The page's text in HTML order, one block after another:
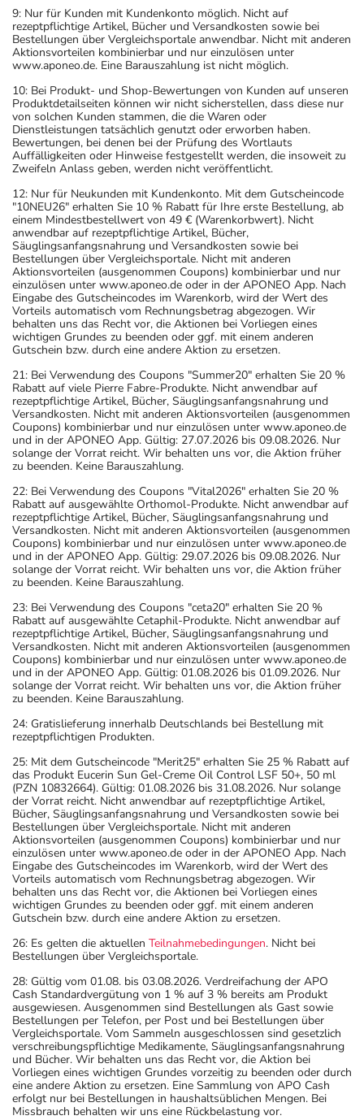
9: Nur für Kunden mit Kundenkonto möglich. Nicht auf
rezeptpflichtige Artikel, Bücher und Versandkosten sowie bei
Bestellungen über Vergleichsportale anwendbar. Nicht mit anderen
Aktionsvorteilen kombinierbar und nur einzulösen unter
www.aponeo.de. Eine Barauszahlung ist nicht möglich.
10: Bei Produkt- und Shop-Bewertungen von Kunden auf unseren
Produktdetailseiten können wir nicht sicherstellen, dass diese nur
von solchen Kunden stammen, die die Waren oder
Dienstleistungen tatsächlich genutzt oder erworben haben.
Bewertungen, bei denen bei der Prüfung des Wortlauts
Auffälligkeiten oder Hinweise festgestellt werden, die insoweit zu
Zweifeln Anlass geben, werden nicht veröffentlicht.
12: Nur für Neukunden mit Kundenkonto. Mit dem Gutscheincode
"10NEU26" erhalten Sie 10 % Rabatt für Ihre erste Bestellung, ab
einem Mindestbestellwert von 49 € (Warenkorbwert). Nicht
anwendbar auf rezeptpflichtige Artikel, Bücher,
Säuglingsanfangsnahrung und Versandkosten sowie bei
Bestellungen über Vergleichsportale. Nicht mit anderen
Aktionsvorteilen (ausgenommen Coupons) kombinierbar und nur
einzulösen unter www.aponeo.de oder in der APONEO App. Nach
Eingabe des Gutscheincodes im Warenkorb, wird der Wert des
Vorteils automatisch vom Rechnungsbetrag abgezogen. Wir
behalten uns das Recht vor, die Aktionen bei Vorliegen eines
wichtigen Grundes zu beenden oder ggf. mit einem anderen
Gutschein bzw. durch eine andere Aktion zu ersetzen.
21: Bei Verwendung des Coupons "Summer20" erhalten Sie 20 %
Rabatt auf viele Pierre Fabre-Produkte. Nicht anwendbar auf
rezeptpflichtige Artikel, Bücher, Säuglingsanfangsnahrung und
Versandkosten. Nicht mit anderen Aktionsvorteilen (ausgenommen
Coupons) kombinierbar und nur einzulösen unter www.aponeo.de
und in der APONEO App. Gültig: 27.07.2026 bis 09.08.2026. Nur
solange der Vorrat reicht. Wir behalten uns vor, die Aktion früher
zu beenden. Keine Barauszahlung.
22: Bei Verwendung des Coupons "Vital2026" erhalten Sie 20 %
Rabatt auf ausgewählte Orthomol-Produkte. Nicht anwendbar auf
rezeptpflichtige Artikel, Bücher, Säuglingsanfangsnahrung und
Versandkosten. Nicht mit anderen Aktionsvorteilen (ausgenommen
Coupons) kombinierbar und nur einzulösen unter www.aponeo.de
und in der APONEO App. Gültig: 29.07.2026 bis 09.08.2026. Nur
solange der Vorrat reicht. Wir behalten uns vor, die Aktion früher
zu beenden. Keine Barauszahlung.
23: Bei Verwendung des Coupons "ceta20" erhalten Sie 20 %
Rabatt auf ausgewählte Cetaphil-Produkte. Nicht anwendbar auf
rezeptpflichtige Artikel, Bücher, Säuglingsanfangsnahrung und
Versandkosten. Nicht mit anderen Aktionsvorteilen (ausgenommen
Coupons) kombinierbar und nur einzulösen unter www.aponeo.de
und in der APONEO App. Gültig: 01.08.2026 bis 01.09.2026. Nur
solange der Vorrat reicht. Wir behalten uns vor, die Aktion früher
zu beenden. Keine Barauszahlung.
24: Gratislieferung innerhalb Deutschlands bei Bestellung mit
rezeptpflichtigen Produkten.
25: Mit dem Gutscheincode "Merit25" erhalten Sie 25 % Rabatt auf
das Produkt Eucerin Sun Gel-Creme Oil Control LSF 50+, 50 ml
(PZN 10832664). Gültig: 01.08.2026 bis 31.08.2026. Nur solange
der Vorrat reicht. Nicht anwendbar auf rezeptpflichtige Artikel,
Bücher, Säuglingsanfangsnahrung und Versandkosten sowie bei
Bestellungen über Vergleichsportale. Nicht mit anderen
Aktionsvorteilen (ausgenommen Coupons) kombinierbar und nur
einzulösen unter www.aponeo.de oder in der APONEO App. Nach
Eingabe des Gutscheincodes im Warenkorb, wird der Wert des
Vorteils automatisch vom Rechnungsbetrag abgezogen. Wir
behalten uns das Recht vor, die Aktionen bei Vorliegen eines
wichtigen Grundes zu beenden oder ggf. mit einem anderen
Gutschein bzw. durch eine andere Aktion zu ersetzen.
26: Es gelten die aktuellen Teilnahmebedingungen. Nicht bei
Bestellungen über Vergleichsportale.
28: Gültig vom 01.08. bis 03.08.2026. Verdreifachung der APO
Cash Standardvergütung von 1 % auf 3 % bereits am Produkt
ausgewiesen. Ausgenommen sind Bestellungen als Gast sowie
Bestellungen per Telefon, per Post und bei Bestellungen über
Vergleichsportale. Vom Sammeln ausgeschlossen sind gesetzlich
verschreibungspflichtige Medikamente, Säuglingsanfangsnahrung
und Bücher. Wir behalten uns das Recht vor, die Aktion bei
Vorliegen eines wichtigen Grundes vorzeitig zu beenden oder durch
eine andere Aktion zu ersetzen. Eine Sammlung von APO Cash
erfolgt nur bei Bestellungen in haushaltsüblichen Mengen. Bei
Missbrauch behalten wir uns eine Rückbelastung vor.